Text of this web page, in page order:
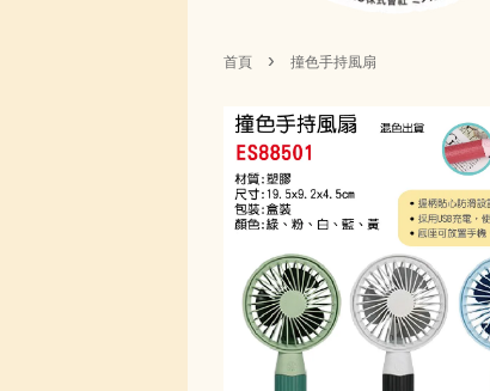
首頁 › 撞色手持風扇